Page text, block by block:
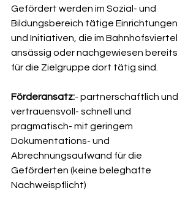
Gefördert werden im Sozial- und
Bildungsbereich tätige Einrichtungen
und Initiativen, die im Bahnhofsviertel
ansässig oder nachgewiesen bereits
für die Zielgruppe dort tätig sind.
Förderansatz:- partnerschaftlich und
vertrauensvoll- schnell und
pragmatisch- mit geringem
Dokumentations- und
Abrechnungsaufwand für die
Geförderten (keine beleghafte
Nachweispflicht)